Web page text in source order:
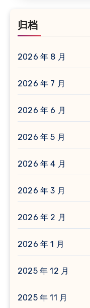
归档
2026 年 8 月
2026 年 7 月
2026 年 6 月
2026 年 5 月
2026 年 4 月
2026 年 3 月
2026 年 2 月
2026 年 1 月
2025 年 12 月
2025 年 11 月